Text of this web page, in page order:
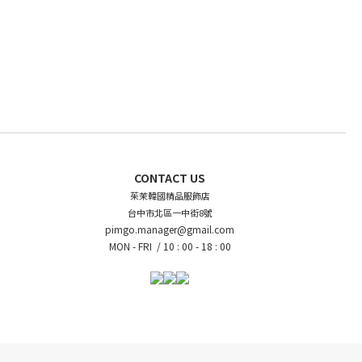
CONTACT US
茱茉韓國精品服飾店
台中市北區一中街8號
pimgo.manager@gmail.com
MON - FRI / 10 : 00 - 18 : 00